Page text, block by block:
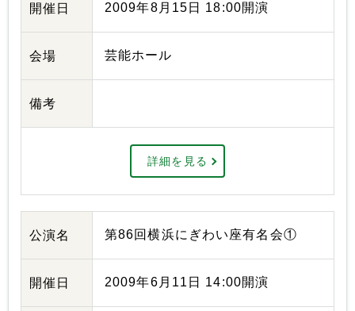
開催日 2009年8月15日 18:00開演
会場 芸能ホール
備考
詳細を見る
公演名 第86回横浜にぎわい座有名会①
開催日 2009年6月11日 14:00開演